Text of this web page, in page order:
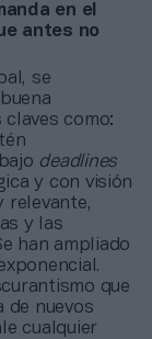
en el
antes no
se
claves como:
deadlines
y con visión
relevante,
y las
han ampliado
que
de nuevos
cualquier